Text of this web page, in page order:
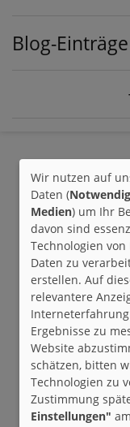
Blog-
Wir nutzen auf
Daten (
Medien) um Ihr
davon sind
Technologien
Daten zu
erstellen. Auf
relevantere
Ergebnisse zu
Website
schätzen, bitten
Technologien zu
Zustimmung
Einstellungen"